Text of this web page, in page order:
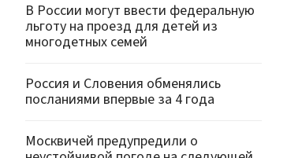
В России могут ввести федеральную
льготу на проезд для детей из
многодетных семей
Россия и Словения обменялись
посланиями впервые за 4 года
Москвичей предупредили о